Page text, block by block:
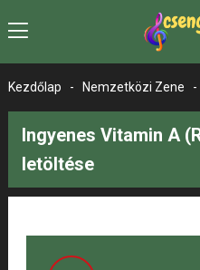
Kezdőlap - Nemzetközi Zene -
Ingyenes Vitamin A
letöltése